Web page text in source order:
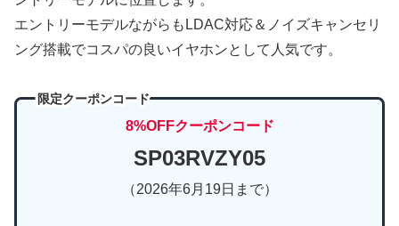
エントリーモデルながらもLDAC対応＆ノイズキャンセリ
ング搭載でコスパの良いイヤホンとして人気です。
限定クーポンコード
8%OFFクーポンコード
SP03RVZY05
（2026年6月19日まで）